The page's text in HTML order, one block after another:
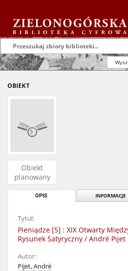
OBIEKT
Obiekt
planowany
OPIS INFORMACJE
Tytuł:
Pieniądze [5] : XIX Otwarty
Rysunek Satyryczny / André Pijet
Autor:
Pijet, André